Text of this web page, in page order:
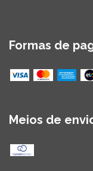
Formas de
Meios de